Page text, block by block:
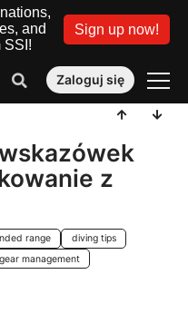
and
SSI!
Sign up now!
Zaloguj się
z
range
diving tips
gear management